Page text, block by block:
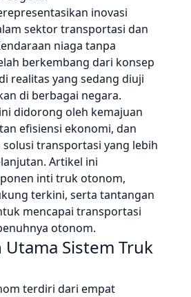
inovasi
sektor transportasi dan
niaga tanpa
berkembang dari konsep
realitas yang sedang diuji
di berbagai negara.
didorong oleh kemajuan
efisiensi ekonomi, dan
transportasi yang lebih
Artikel ini
inti truk otonom,
terkini, serta tantangan
mencapai transportasi
otonom.
Sistem Truk
terdiri dari empat